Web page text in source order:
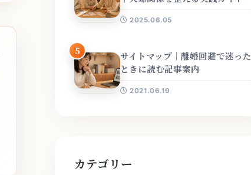
2025.06.05
5
サイトマップ｜離婚回避で迷った
ときに読む記事案内
2021.06.19
カテゴリー